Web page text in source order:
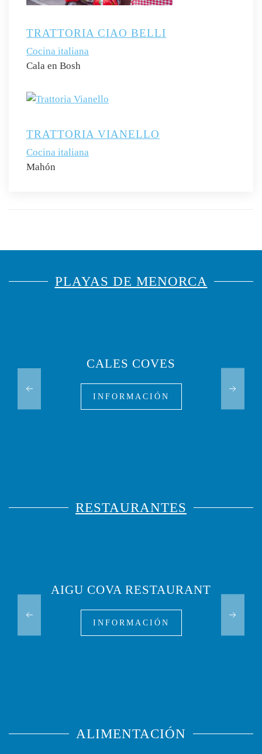
TRATTORIA CIAO BELLI
Cocina italiana
Cala en Bosh
TRATTORIA VIANELLO
Cocina italiana
Mahón
PLAYAS DE MENORCA
CALES COVES
INFORMACIÓN
RESTAURANTES
AIGU COVA RESTAURANT
INFORMACIÓN
ALIMENTACIÓN